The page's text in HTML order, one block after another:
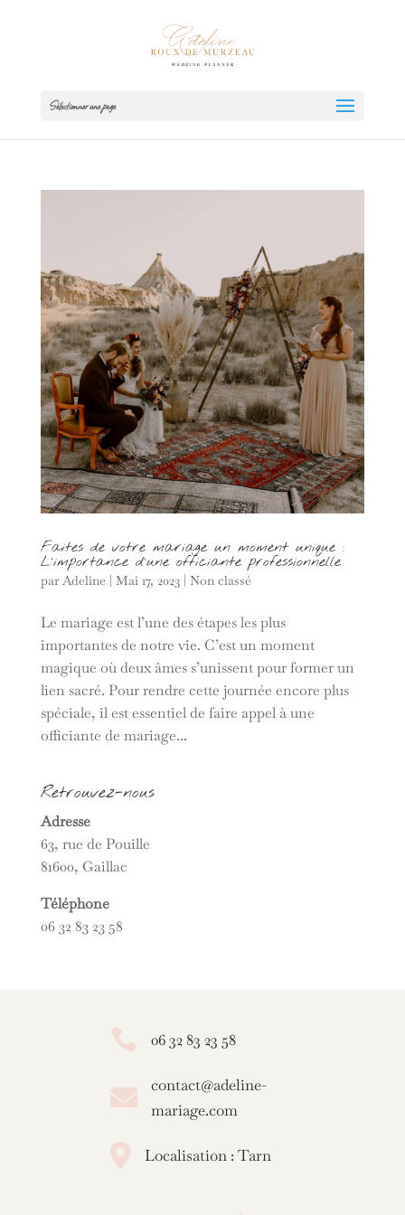
Sélectionner une page
Faites de votre mariage un moment unique :
L’importance d’une officiante professionnelle
par Adeline Mai 17, 2023| Non classé
Le mariage est l’une des étapes les plus
importantes de notre vie. C’est un moment
magique où deux âmes s’unissent pour former un
lien sacré. Pour rendre cette journée encore plus
spéciale, il est essentiel de faire appel à une
officiante de mariage...
Retrouvez-nous
Adresse
63, rue de Pouille
81600, Gaillac
Téléphone
06 32 83 23 58
 06 32 83 23 58

contact@adeline-
mariage.com
 Localisation : Tarn